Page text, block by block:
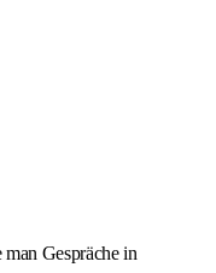
Gespräche in